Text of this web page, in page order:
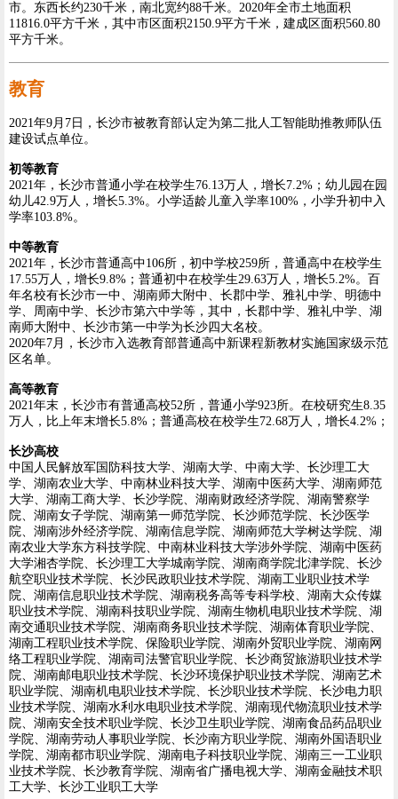
市。东西长约230千米，南北宽约88千米。2020年全市土地面积
11816.0平方千米，其中市区面积2150.9平方千米，建成区面积560.80
平方千米。
教育
2021年9月7日，长沙市被教育部认定为第二批人工智能助推教师队伍
建设试点单位。
初等教育
2021年，长沙市普通小学在校学生76.13万人，增长7.2%；幼儿园在园
幼儿42.9万人，增长5.3%。小学适龄儿童入学率100%，小学升初中入
学率103.8%。
中等教育
2021年，长沙市普通高中106所，初中学校259所，普通高中在校学生
17.55万人，增长9.8%；普通初中在校学生29.63万人，增长5.2%。百
年名校有长沙市一中、湖南师大附中、长郡中学、雅礼中学、明德中
学、周南中学、长沙市第六中学等，其中，长郡中学、雅礼中学、湖
南师大附中、长沙市第一中学为长沙四大名校。
2020年7月，长沙市入选教育部普通高中新课程新教材实施国家级示范
区名单。
高等教育
2021年末，长沙市有普通高校52所，普通小学923所。在校研究生8.35
万人，比上年末增长5.8%；普通高校在校学生72.68万人，增长4.2%；
长沙高校
中国人民解放军国防科技大学、湖南大学、中南大学、长沙理工大
学、湖南农业大学、中南林业科技大学、湖南中医药大学、湖南师范
大学、湖南工商大学、长沙学院、湖南财政经济学院、湖南警察学
院、湖南女子学院、湖南第一师范学院、长沙师范学院、长沙医学
院、湖南涉外经济学院、湖南信息学院、湖南师范大学树达学院、湖
南农业大学东方科技学院、中南林业科技大学涉外学院、湖南中医药
大学湘杏学院、长沙理工大学城南学院、湖南商学院北津学院、长沙
航空职业技术学院、长沙民政职业技术学院、湖南工业职业技术学
院、湖南信息职业技术学院、湖南税务高等专科学校、湖南大众传媒
职业技术学院、湖南科技职业学院、湖南生物机电职业技术学院、湖
南交通职业技术学院、湖南商务职业技术学院、湖南体育职业学院、
湖南工程职业技术学院、保险职业学院、湖南外贸职业学院、湖南网
络工程职业学院、湖南司法警官职业学院、长沙商贸旅游职业技术学
院、湖南邮电职业技术学院、长沙环境保护职业技术学院、湖南艺术
职业学院、湖南机电职业技术学院、长沙职业技术学院、长沙电力职
业技术学院、湖南水利水电职业技术学院、湖南现代物流职业技术学
院、湖南安全技术职业学院、长沙卫生职业学院、湖南食品药品职业
学院、湖南劳动人事职业学院、长沙南方职业学院、湖南外国语职业
学院、湖南都市职业学院、湖南电子科技职业学院、湖南三一工业职
业技术学院、长沙教育学院、湖南省广播电视大学、湖南金融技术职
工大学、长沙工业职工大学